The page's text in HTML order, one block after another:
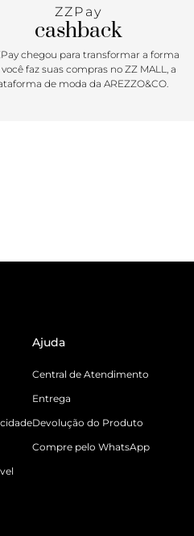
ZZPay
cashback
chegou para transformar a forma
faz suas compras no ZZ MALL, a
de moda da AREZZO&CO.
Ajuda
Central de Atendimento
Entrega
Devolução do Produto
Compre pelo WhatsApp